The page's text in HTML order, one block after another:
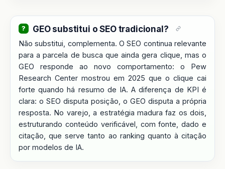
GEO substitui o SEO tradicional?
Não substitui, complementa. O SEO continua relevante
para a parcela de busca que ainda gera clique, mas o
GEO responde ao novo comportamento: o Pew
Research Center mostrou em 2025 que o clique cai
forte quando há resumo de IA. A diferença de KPI é
clara: o SEO disputa posição, o GEO disputa a própria
resposta. No varejo, a estratégia madura faz os dois,
estruturando conteúdo verificável, com fonte, dado e
citação, que serve tanto ao ranking quanto à citação
por modelos de IA.